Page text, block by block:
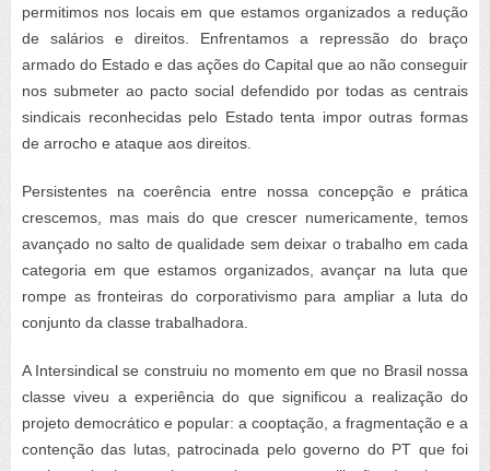
permitimos nos locais em que estamos organizados a redução
de salários e direitos. Enfrentamos a repressão do braço
armado do Estado e das ações do Capital que ao não conseguir
nos submeter ao pacto social defendido por todas as centrais
sindicais reconhecidas pelo Estado tenta impor outras formas
de arrocho e ataque aos direitos.
Persistentes na coerência entre nossa concepção e prática
crescemos, mas mais do que crescer numericamente, temos
avançado no salto de qualidade sem deixar o trabalho em cada
categoria em que estamos organizados, avançar na luta que
rompe as fronteiras do corporativismo para ampliar a luta do
conjunto da classe trabalhadora.
A Intersindical se construiu no momento em que no Brasil nossa
classe viveu a experiência do que significou a realização do
projeto democrático e popular: a cooptação, a fragmentação e a
contenção das lutas, patrocinada pelo governo do PT que foi